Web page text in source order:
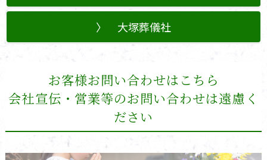
大塚葬儀社
お客様お問い合わせはこちら
会社宣伝・営業等のお問い合わせは遠慮く
ださい